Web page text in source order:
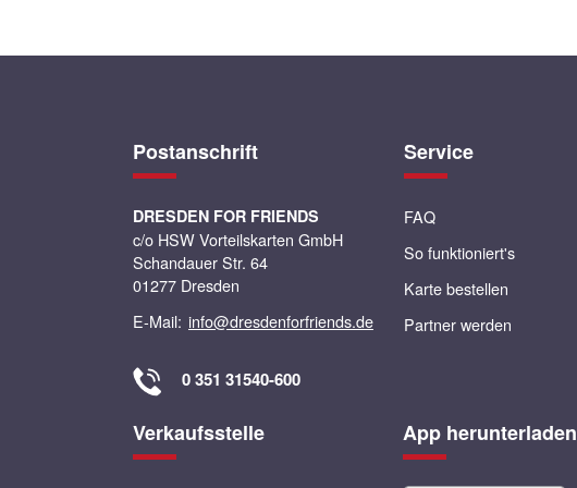
Postanschrift
DRESDEN FOR FRIENDS
c/o HSW Vorteilskarten GmbH
Schandauer Str. 64
01277 Dresden
E-Mail: info@dresdenforfriends.de
0 351 31540-600
Service
FAQ
So funktioniert's
Karte bestellen
Partner werden
Verkaufsstelle App herunterladen